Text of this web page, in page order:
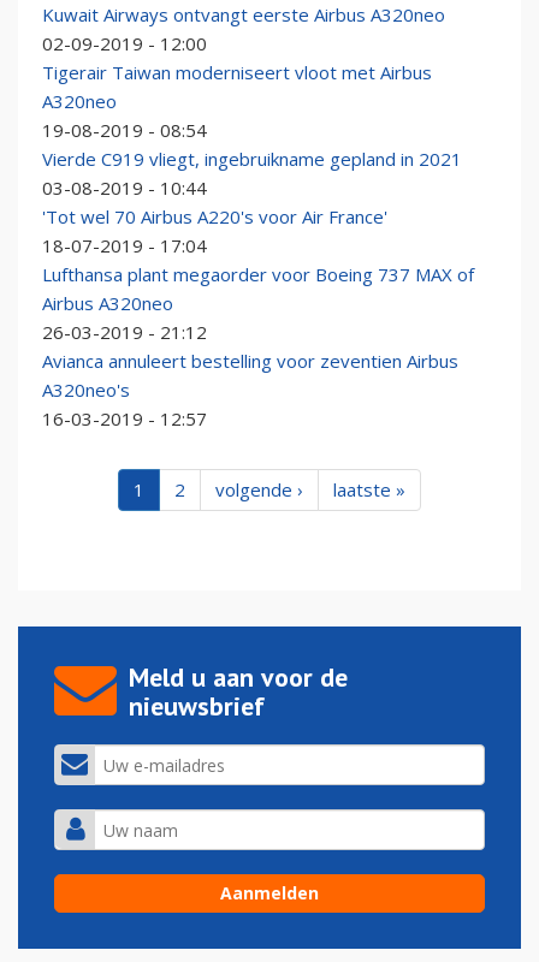
Kuwait Airways ontvangt eerste Airbus A320neo
02-09-2019 - 12:00
Tigerair Taiwan moderniseert vloot met Airbus
A320neo
19-08-2019 - 08:54
Vierde C919 vliegt, ingebruikname gepland in 2021
03-08-2019 - 10:44
'Tot wel 70 Airbus A220's voor Air France'
18-07-2019 - 17:04
Lufthansa plant megaorder voor Boeing 737 MAX of
Airbus A320neo
26-03-2019 - 21:12
Avianca annuleert bestelling voor zeventien Airbus
A320neo's
16-03-2019 - 12:57
1 2 volgende › laatste »
Meld u aan voor de
nieuwsbrief